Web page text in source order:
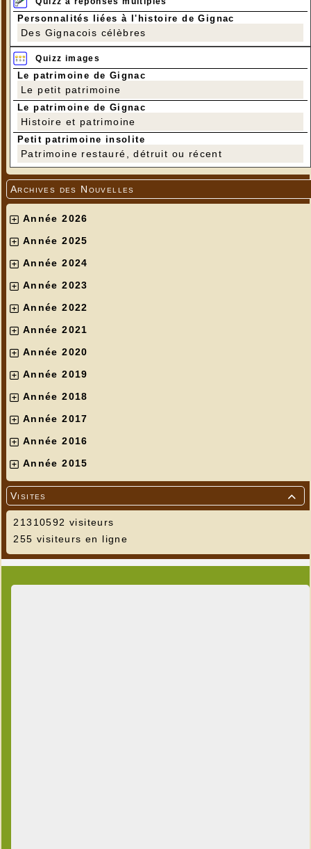
Personnalités liées à l'histoire de Gignac
Des Gignacois célèbres
Quizz images
Le patrimoine de Gignac
Le petit patrimoine
Le patrimoine de Gignac
Histoire et patrimoine
Petit patrimoine insolite
Patrimoine restauré, détruit ou récent
Archives des Nouvelles
Année 2026
Année 2025
Année 2024
Année 2023
Année 2022
Année 2021
Année 2020
Année 2019
Année 2018
Année 2017
Année 2016
Année 2015

Visites
21310592 visiteurs
255 visiteurs en ligne